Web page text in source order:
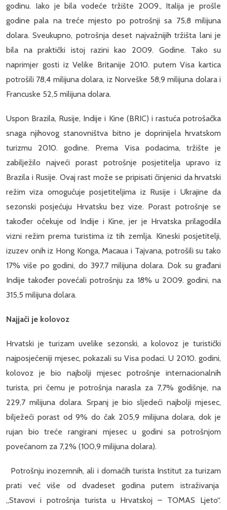
godinu. Iako je bila vodeće tržište 2009., Italija je prošle
godine pala na treće mjesto po potrošnji sa 75,8 milijuna
dolara. Sveukupno, potrošnja deset najvažnijih tržišta lani je
bila na praktički istoj razini kao 2009. Godine. Tako su
naprimjer gosti iz Velike Britanije 2010. putem Visa kartica
potrošili 78,4 milijuna dolara, iz Norveške 58,9 milijuna dolara i
Francuske 52,5 milijuna dolara.
Uspon Brazila, Rusije, Indije i Kine (BRIC) i rastuća potrošačka
snaga njihovog stanovništva bitno je doprinijela hrvatskom
turizmu 2010. godine. Prema Visa podacima, tržište je
zabilježilo najveći porast potrošnje posjetitelja upravo iz
Brazila i Rusije. Ovaj rast može se pripisati činjenici da hrvatski
režim viza omogućuje posjetiteljima iz Rusije i Ukrajine da
sezonski posjećuju Hrvatsku bez vize. Porast potrošnje se
također očekuje od Indije i Kine, jer je Hrvatska prilagodila
vizni režim prema turistima iz tih zemlja. Kineski posjetitelji,
izuzev onih iz Hong Konga, Macaua i Tajvana, potrošili su tako
17% više po godini, do 397,7 milijuna dolara. Dok su građani
Indije također povećali potrošnju za 18% u 2009. godini, na
315,5 milijuna dolara.
Najjači je kolovoz
Hrvatski je turizam uvelike sezonski, a kolovoz je turistički
najposjećeniji mjesec, pokazali su Visa podaci. U 2010. godini,
kolovoz je bio najbolji mjesec potrošnje internacionalnih
turista, pri čemu je potrošnja narasla za 7,7% godišnje, na
229,7 milijuna dolara. Srpanj je bio sljedeći najbolji mjesec,
bilježeći porast od 9% do čak 205,9 milijuna dolara, dok je
rujan bio treće rangirani mjesec u godini sa potrošnjom
povećanom za 7,2% (100,9 milijuna dolara).
Potrošnju inozemnih, ali i domaćih turista Institut za turizam
prati već više od dvadeset godina putem istraživanja
„Stavovi i potrošnja turista u Hrvatskoj – TOMAS Ljeto“.